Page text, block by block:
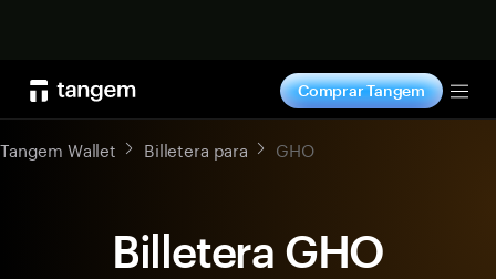
Comprar Tangem
Tangem Wallet Billetera para GHO
Billetera GHO